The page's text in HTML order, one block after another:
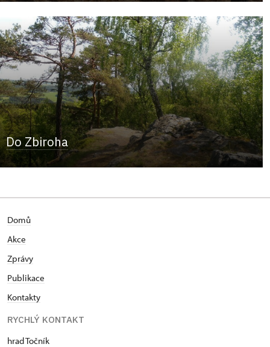
Do Zbiroha
Domů
Akce
Zprávy
Publikace
Kontakty
RYCHLÝ KONTAKT
hrad Točník